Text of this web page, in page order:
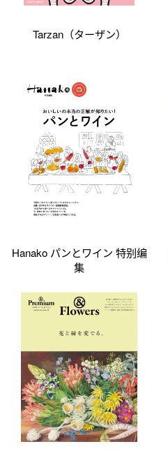
Tarzan（ターザン）
Hanako パンとワイン 特别编
集